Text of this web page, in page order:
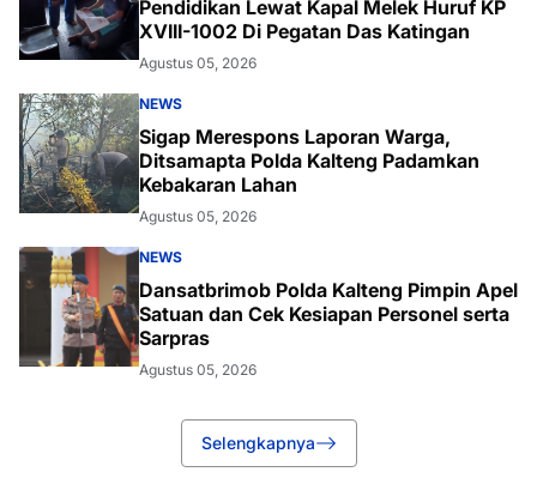
Pendidikan Lewat Kapal Melek Huruf KP
XVIII-1002 Di Pegatan Das Katingan
Agustus 05, 2026
NEWS
Sigap Merespons Laporan Warga,
Ditsamapta Polda Kalteng Padamkan
Kebakaran Lahan
Agustus 05, 2026
NEWS
Dansatbrimob Polda Kalteng Pimpin Apel
Satuan dan Cek Kesiapan Personel serta
Sarpras
Agustus 05, 2026
Selengkapnya